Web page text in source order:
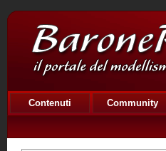
Contenuti Community